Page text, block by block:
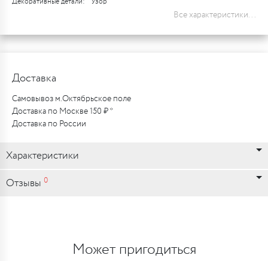
Все характеристики...
Доставка
Самовывоз м.Октябрьское поле
Доставка по Москве 150 ₽ *
Доставка по России
Характеристики
Отзывы 0
Может пригодиться